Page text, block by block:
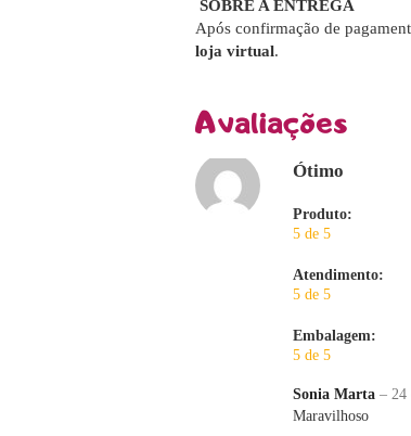
SOBRE A ENTREGA
Após confirmação de
loja virtual.
Avaliações
Ótimo
Produto:
5 de 5
Atendimento:
5 de 5
Embalagem:
5 de 5
Sonia Marta – 24
Maravilhoso